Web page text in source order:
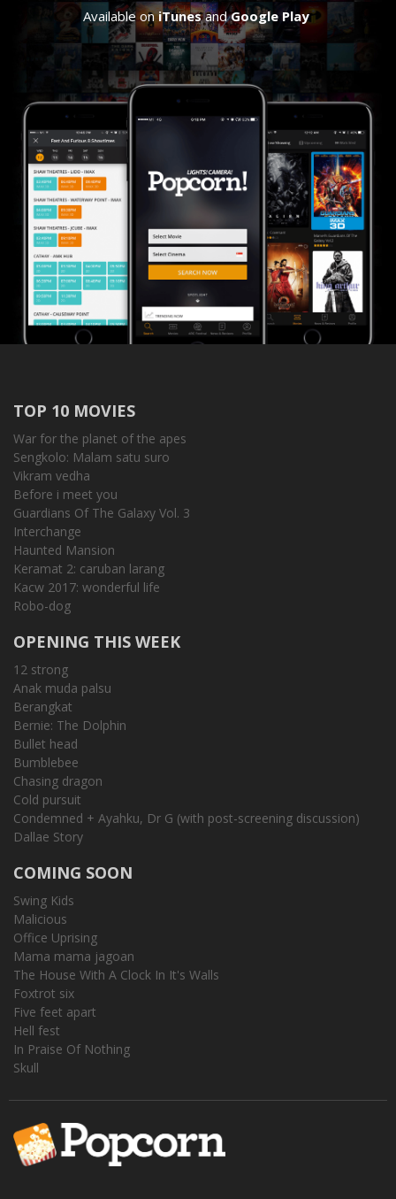
Available oniTunesandGoogle Play
TOP 10 MOVIES
War for the planet of the apes
Sengkolo: Malam satu suro
Vikram vedha
Before i meet you
Guardians Of The Galaxy Vol. 3
Interchange
Haunted Mansion
Keramat 2: caruban larang
Kacw 2017: wonderful life
Robo-dog
OPENING THIS WEEK
12 strong
Anak muda palsu
Berangkat
Bernie: The Dolphin
Bullet head
Bumblebee
Chasing dragon
Cold pursuit
Condemned + Ayahku, Dr G (with post-screening discussion)
Dallae Story
COMING SOON
Swing Kids
Malicious
Office Uprising
Mama mama jagoan
The House With A Clock In It's Walls
Foxtrot six
Five feet apart
Hell fest
In Praise Of Nothing
Skull